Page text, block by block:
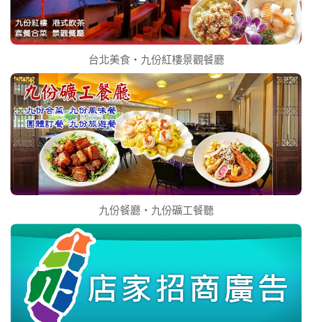
台北美食‧九份紅樓景觀餐廳
九份餐廳‧九份礦工餐聽